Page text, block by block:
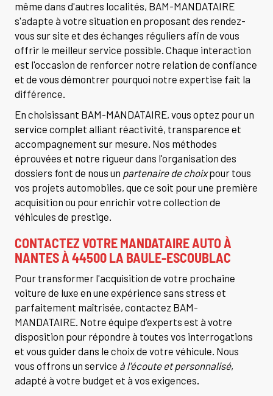
même dans d'autres localités, BAM-MANDATAIRE
s'adapte à votre situation en proposant des rendez-
vous sur site et des échanges réguliers afin de vous
offrir le meilleur service possible. Chaque interaction
est l'occasion de renforcer notre relation de confiance
et de vous démontrer pourquoi notre expertise fait la
différence.
En choisissant BAM-MANDATAIRE, vous optez pour un
service complet alliant réactivité, transparence et
accompagnement sur mesure. Nos méthodes
éprouvées et notre rigueur dans l'organisation des
dossiers font de nous un partenaire de choixpour tous
vos projets automobiles, que ce soit pour une première
acquisition ou pour enrichir votre collection de
véhicules de prestige.
CONTACTEZ VOTREMANDATAIRE AUTO À
NANTESÀ 44500 LA BAULE-ESCOUBLAC
Pour transformer l'acquisition de votre prochaine
voiture de luxe en une expérience sans stress et
parfaitement maîtrisée, contactez BAM-
MANDATAIRE. Notre équipe d'experts est à votre
disposition pour répondre à toutes vos interrogations
et vous guider dans le choix de votre véhicule. Nous
vous offrons un service à l'écoute et personnalisé,
adapté à votre budget et à vos exigences.